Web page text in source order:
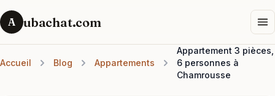
A ubachat.com
Accueil Blog Appartements
Appartement 3 pièces,
6 personnes à
Chamrousse